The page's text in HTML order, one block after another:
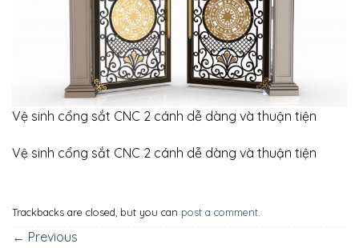
Vệ sinh cổng sắt CNC 2 cánh dễ dàng và thuận tiện
Vệ sinh cổng sắt CNC 2 cánh dễ dàng và thuận tiện
Trackbacks are closed, but you can post a comment.
← Previous